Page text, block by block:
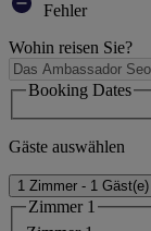
Fehler
Wohin reisen Sie?
Booking Dates
Gäste auswählen
1 Zimmer - 1 Gäst(e)
Zimmer 1